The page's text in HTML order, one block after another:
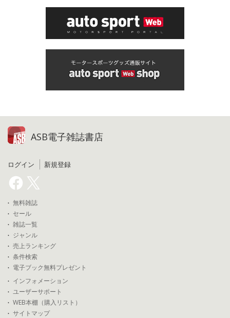
ASB電子雑誌書店
ログイン 新規登録
無料雑誌
セール
雑誌一覧
ジャンル
売上ランキング
条件検索
電子ブック無料プレゼント
インフォメーション
ユーザーサポート
WEB本棚（購入リスト）
サイトマップ